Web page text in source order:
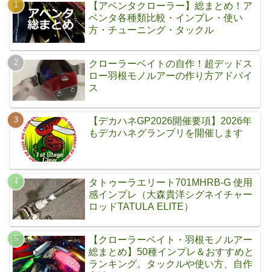
【アベンタクローラー】総まとめ！ア
ベンタ各種類比較・インプレ・使い
方・チューニング・タックル
クローラーベイトの自作！超デッドス
ロー羽根モノルアーの作り方アドバイ
ス
【デカハネGP2026開催要項】2026年
もデカハネグランプリを開催します
タトゥーラエリート701MHRB-G 使用
感インプレ（大森貴洋シグネイチャー
ロッドTATULA ELITE）
【クローラーベイト・羽根モノルアー
総まとめ】50種インプレ＆おすすめと
ランキング。タックルや使い方、自作